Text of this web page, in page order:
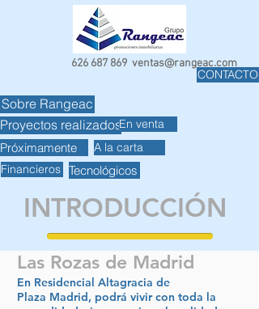
626 687 869 ventas@rangeac.com
CONTACTO
Sobre Rangeac
Proyectos realizadosEn venta
Próximamente
A la carta
Financieros Tecnológicos
INTRODUCCIÓN
Las Rozas de Madrid
En Residencial Altagracia de
Plaza Madrid, podrá vivir con toda la